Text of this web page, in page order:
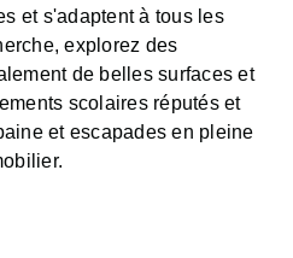
et s'adaptent à tous les
explorez des
de belles surfaces et
scolaires réputés et
et escapades en pleine